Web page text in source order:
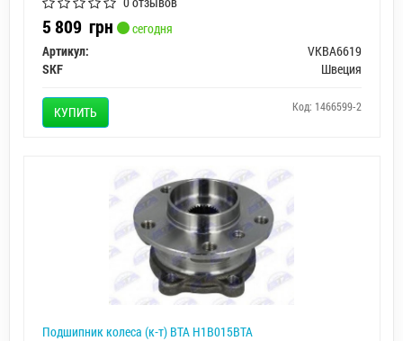
5 809 грн
сегодня
Артикул:
VKBA6619
SKF
Швеция
КУПИТЬ Код: 1466599-2
Подшипник колеса (к-т) BTA H1B015BTA